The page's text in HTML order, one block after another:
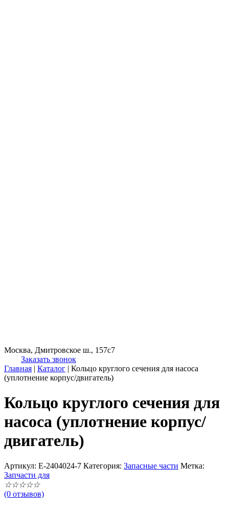
Москва, Дмитровское ш., 157с7
Заказать звонок
Главная | Каталог | Кольцо круглого сечения для насоса
(уплотнение корпус/двигатель)
Кольцо круглого сечения для
насоса (уплотнение корпус/
двигатель)
Артикул: E-2404024-7 Категория: Запасные части Метка:
Запчасти для
☆☆☆☆☆
(0 отзывов)